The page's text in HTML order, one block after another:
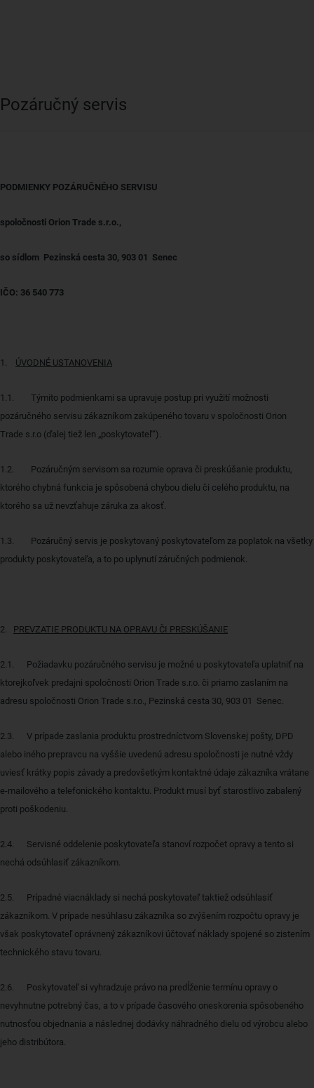
Pozáručný servis
PODMIENKY POZÁRUČNÉHO SERVISU
spoločnosti Orion Trade s.r.o.,
so sídlom Pezinská cesta 30, 903 01 Senec
IČO: 36 540 773
1. ÚVODNÉ USTANOVENIA
1.1. Týmito podmienkami sa upravuje postup pri využití možnosti
pozáručného servisu zákazníkom zakúpeného tovaru v spoločnosti Orion
Trade s.r.o (ďalej tiež len „poskytovateľ“).
1.2. Pozáručným servisom sa rozumie oprava či preskúšanie produktu,
ktorého chybná funkcia je spôsobená chybou dielu či celého produktu, na
ktorého sa už nevzťahuje záruka za akosť.
1.3. Pozáručný servis je poskytovaný poskytovateľom za poplatok na všetky
produkty poskytovateľa, a to po uplynutí záručných podmienok.
2. PREVZATIE PRODUKTU NA OPRAVU ČI PRESKÚŠANIE
2.1. Požiadavku pozáručného servisu je možné u poskytovateľa uplatniť na
ktorejkoľvek predajni spoločnosti Orion Trade s.r.o. či priamo zaslaním na
adresu spoločnosti Orion Trade s.r.o., Pezinská cesta 30, 903 01 Senec.
2.3. V prípade zaslania produktu prostredníctvom Slovenskej pošty, DPD
alebo iného prepravcu na vyššie uvedenú adresu spoločnosti je nutné vždy
uviesť krátky popis závady a predovšetkým kontaktné údaje zákazníka vrátane
e-mailového a telefonického kontaktu. Produkt musí byť starostlivo zabalený
proti poškodeniu.
2.4. Servisné oddelenie poskytovateľa stanoví rozpočet opravy a tento si
nechá odsúhlasiť zákazníkom.
2.5. Prípadné viacnáklady si nechá poskytovateľ taktiež odsúhlasiť
zákazníkom. V prípade nesúhlasu zákazníka so zvýšením rozpočtu opravy je
však poskytovateľ oprávnený zákazníkovi účtovať náklady spojené so zistením
technického stavu tovaru.
2.6. Poskytovateľ si vyhradzuje právo na predĺženie termínu opravy o
nevyhnutne potrebný čas, a to v prípade časového oneskorenia spôsobeného
nutnosťou objednania a následnej dodávky náhradného dielu od výrobcu alebo
jeho distribútora.